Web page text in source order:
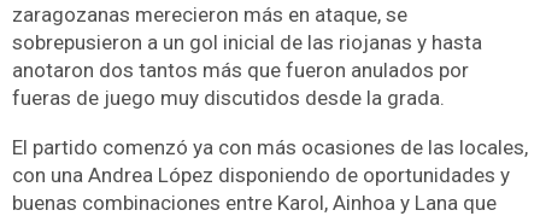
zaragozanas merecieron más en ataque, se
sobrepusieron a un gol inicial de las riojanas y hasta
anotaron dos tantos más que fueron anulados por
fueras de juego muy discutidos desde la grada.
El partido comenzó ya con más ocasiones de las locales,
con una Andrea López disponiendo de oportunidades y
buenas combinaciones entre Karol, Ainhoa y Lana que